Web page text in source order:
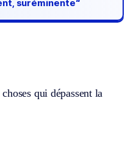
suréminente“
qui dépassent la